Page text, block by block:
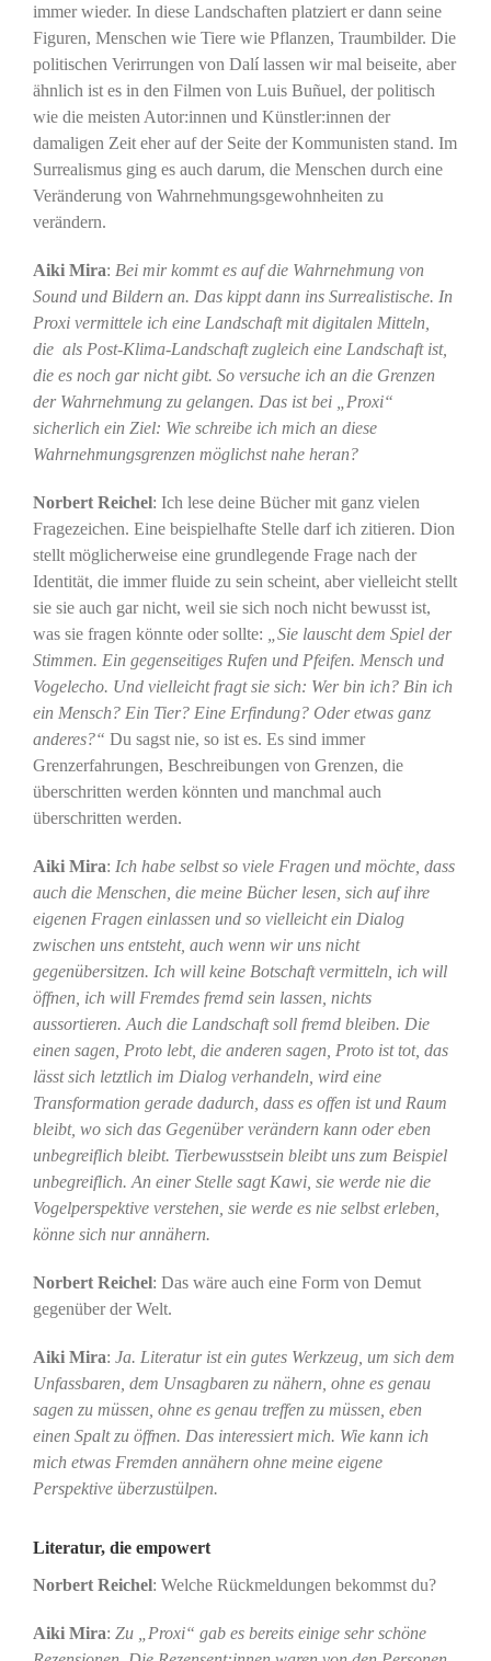
immer wieder. In diese Landschaften platziert er dann seine
Figuren, Menschen wie Tiere wie Pflanzen, Traumbilder. Die
politischen Verirrungen von Dalí lassen wir mal beiseite, aber
ähnlich ist es in den Filmen von Luis Buñuel, der politisch
wie die meisten Autor:innen und Künstler:innen der
damaligen Zeit eher auf der Seite der Kommunisten stand. Im
Surrealismus ging es auch darum, die Menschen durch eine
Veränderung von Wahrnehmungsgewohnheiten zu
verändern.
Aiki Mira: Bei mir kommt es auf die Wahrnehmung von
Sound und Bildern an. Das kippt dann ins Surrealistische. In
Proxi vermittele ich eine Landschaft mit digitalen Mitteln,
die als Post-Klima-Landschaft zugleich eine Landschaft ist,
die es noch gar nicht gibt. So versuche ich an die Grenzen
der Wahrnehmung zu gelangen. Das ist bei „Proxi“
sicherlich ein Ziel: Wie schreibe ich mich an diese
Wahrnehmungsgrenzen möglichst nahe heran?
Norbert Reichel: Ich lese deine Bücher mit ganz vielen
Fragezeichen. Eine beispielhafte Stelle darf ich zitieren. Dion
stellt möglicherweise eine grundlegende Frage nach der
Identität, die immer fluide zu sein scheint, aber vielleicht stellt
sie sie auch gar nicht, weil sie sich noch nicht bewusst ist,
was sie fragen könnte oder sollte:
„Sie lauscht dem Spiel der
Stimmen. Ein gegenseitiges Rufen und Pfeifen. Mensch und
Vogelecho. Und vielleicht fragt sie sich: Wer bin ich? Bin ich
ein Mensch? Ein Tier? Eine Erfindung? Oder etwas ganz
anderes?“ Du sagst nie, so ist es. Es sind immer
Grenzerfahrungen, Beschreibungen von Grenzen, die
überschritten werden könnten und manchmal auch
überschritten werden.
Aiki Mira: Ich habe selbst so viele Fragen und möchte, dass
auch die Menschen, die meine Bücher lesen, sich auf ihre
eigenen Fragen einlassen und so vielleicht ein Dialog
zwischen uns entsteht, auch wenn wir uns nicht
gegenübersitzen. Ich will keine Botschaft vermitteln, ich will
öffnen, ich will Fremdes fremd sein lassen, nichts
aussortieren. Auch die Landschaft soll fremd bleiben. Die
einen sagen, Proto lebt, die anderen sagen, Proto ist tot, das
lässt sich letztlich im Dialog verhandeln, wird eine
Transformation gerade dadurch, dass es offen ist und Raum
bleibt, wo sich das Gegenüber verändern kann oder eben
unbegreiflich bleibt. Tierbewusstsein bleibt uns zum Beispiel
unbegreiflich. An einer Stelle sagt Kawi, sie werde nie die
Vogelperspektive verstehen, sie werde es nie selbst erleben,
könne sich nur annähern.
Norbert Reichel: Das wäre auch eine Form von Demut
gegenüber der Welt.
Aiki Mira: Ja. Literatur ist ein gutes Werkzeug, um sich dem
Unfassbaren, dem Unsagbaren zu nähern, ohne es genau
sagen zu müssen, ohne es genau treffen zu müssen, eben
einen Spalt zu öffnen. Das interessiert mich. Wie kann ich
mich etwas Fremden annähern ohne meine eigene
Perspektive überzustülpen.
Literatur, die empowert
Norbert Reichel: Welche Rückmeldungen bekommst du?
Aiki Mira: Zu „Proxi“ gab es bereits einige sehr schöne